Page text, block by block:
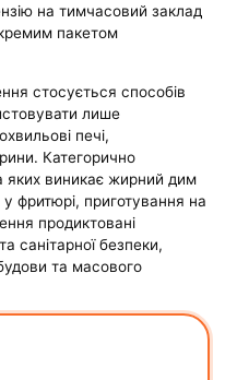
на тимчасовий заклад
пакетом
стосується способів
лише
печі,
Категорично
яких виникає жирний дим
фритюрі, приготування на
продиктовані
санітарної безпеки,
та масового